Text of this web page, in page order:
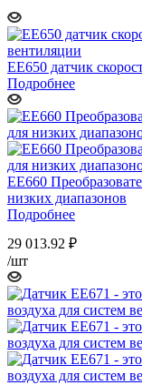
EE650 датчик
Подробнее
EE660
низких диапазонов
Подробнее
29 013.92 ₽
/шт